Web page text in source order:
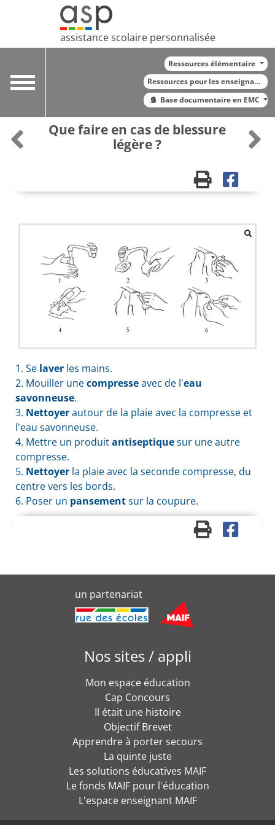
assistance scolaire personnalisée
Toggle
Ressources élémentaire
Ressources pour les enseignants
Base documentaire en EMC
Que faire en cas de blessure
légère ?
1. Se laver les mains.
2. Mouiller unecompresseavec de l'eau
savonneuse.
3. Nettoyerautour de la plaie avec la compresse et
l'eau savonneuse.
4. Mettre un produitantiseptiquesur une autre
compresse.
5. Nettoyer la plaie avec la seconde compresse, du
centre vers les bords.
6. Poser un pansementsur la coupure.
un partenariat
Nos sites / appli
Mon espace éducation
Cap Concours
Il était une histoire
Objectif Brevet
Apprendre à porter secours
La quinte juste
Les solutions éducatives MAIF
Le fonds MAIF pour l'éducation
L'espace enseignant MAIF